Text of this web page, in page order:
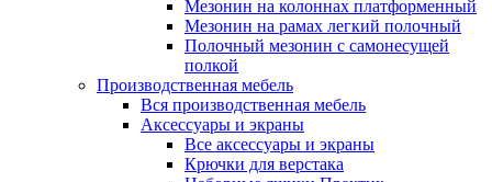
Мезонин на колоннах платформенный
Мезонин на рамах легкий полочный
Полочный мезонин с самонесущей
полкой
Производственная мебель
Вся производственная мебель
Аксессуары и экраны
Все аксессуары и экраны
Крючки для верстака